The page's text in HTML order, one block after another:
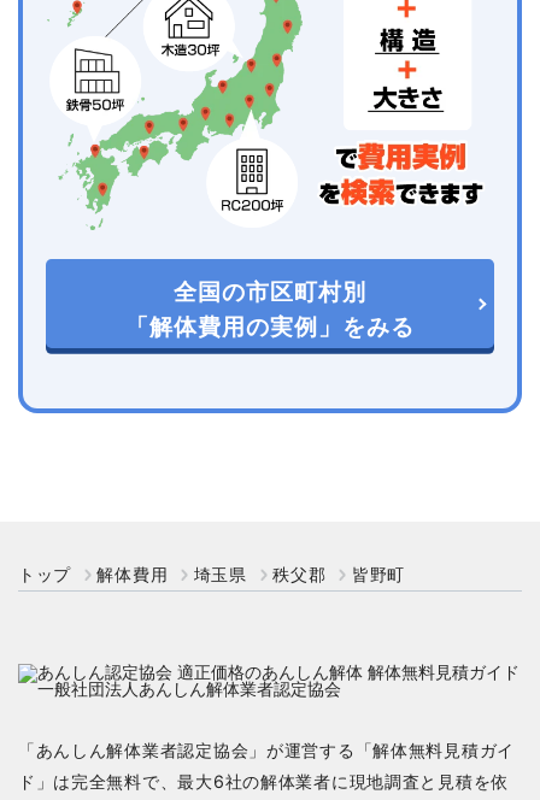
全国の市区町村別
「解体費用の実例」をみる
トップ 解体費用 埼玉県 秩父郡 皆野町
「あんしん解体業者認定協会」が運営する「解体無料見積ガイ
ド」は完全無料で、最大6社の解体業者に現地調査と見積を依